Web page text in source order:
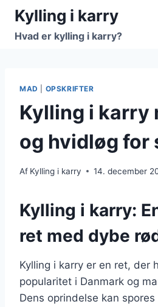
Fortsæt
indhold
Kylling i karry
Hvad er kylling i karry?
MAD OPSKRIFTER
Kylling i karry
og hvidløg for
Af Kylling i karry 14. december
Kylling i karry:
ret med dybe
Kylling i karry er en ret, der
popularitet i Danmark og
Dens oprindelse kan